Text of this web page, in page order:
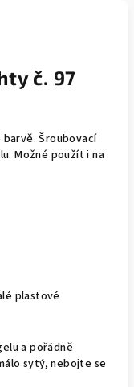
č. 97
Šroubovací
Možné použít i na
plastové
a pořádně
sytý, nebojte se